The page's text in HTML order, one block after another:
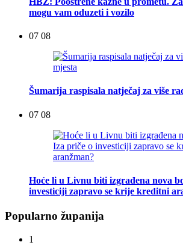
mogu vam oduzeti i vozilo
07 08
Šumarija raspisala natječaj za više
07 08
Hoće li u Livnu biti izgrađena nova
investiciji zapravo se krije kreditni
Popularno županija
1